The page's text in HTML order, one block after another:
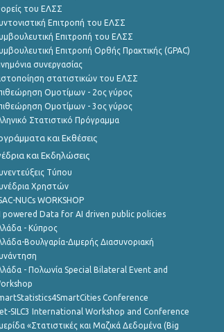
του ΕΛΣΣ
Επιτροπή του ΕΛΣΣ
Επιτροπή του ΕΛΣΣ
Επιτροπή Ορθής Πρακτικής (GPAC)
συνεργασίας
στατιστικών του ΕΛΣΣ
Ομοτίμων - 2ος γύρος
Ομοτίμων - 3ος γύρος
Στατιστικό Πρόγραμμα
και Εκθέσεις
και Εκδηλώσεις
Τύπου
Χρηστών
NUCs WORKSHOP
powered Data for AI driven public policies
- Κύπρος
Βουλγαρία-Διμερής Διασυνοριακή
- Πολωνία Special Bilateral Event and
Conference
SILC3 International Workshop and Conference
«Στατιστικές και Μαζικά Δεδομένα (Big